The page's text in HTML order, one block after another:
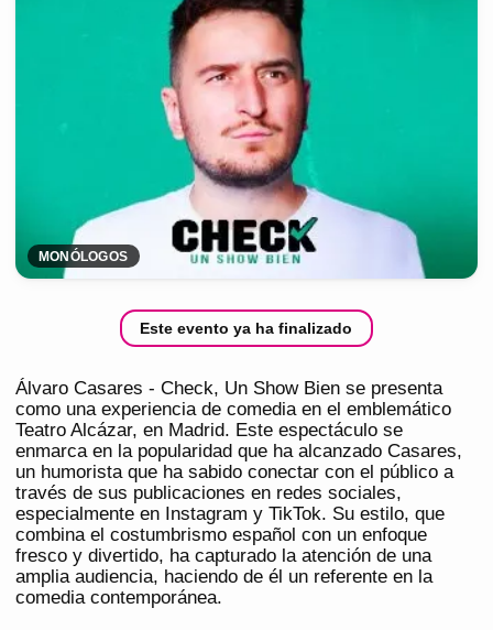
MONÓLOGOS
Este evento ya ha finalizado
Álvaro Casares - Check, Un Show Bien se presenta
como una experiencia de comedia en el emblemático
Teatro Alcázar, en Madrid. Este espectáculo se
enmarca en la popularidad que ha alcanzado Casares,
un humorista que ha sabido conectar con el público a
través de sus publicaciones en redes sociales,
especialmente en Instagram y TikTok. Su estilo, que
combina el costumbrismo español con un enfoque
fresco y divertido, ha capturado la atención de una
amplia audiencia, haciendo de él un referente en la
comedia contemporánea.